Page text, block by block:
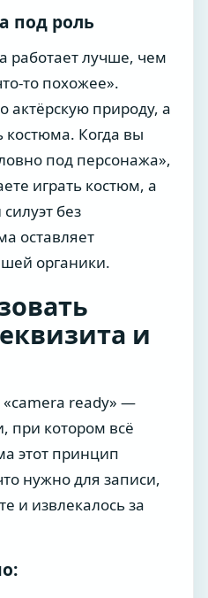
под роль
работает лучше, чем
то похожее».
актёрскую природу, а
костюма. Когда вы
под персонажа»,
играть костюм, а
без
оставляет
органики.
и
«camera ready» —
при котором всё
этот принцип
нужно для записи,
и извлекалось за